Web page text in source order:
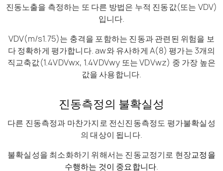
진동노출을 측정하는 또 다른 방법은 누적 진동값(또는 VDV)
입니다.
VDV(m/s1.75)는 충격을 포함하는 진동과 관련된 위험을 보
다 정확하게 평가합니다. aw와 유사하게 A(8) 평가는 3개의
직교축값(1.4VDVwx, 1.4VDVwy 또는 VDVwz) 중 가장 높은
값을 사용합니다.
진동측정의 불확실성
다른 진동측정과 마찬가지로 전신진동측정도 평가불확실성
의 대상이 됩니다.
불확실성을 최소화하기 위해서는 진동교정기로 현장교정을
수행하는 것이 중요합니다.